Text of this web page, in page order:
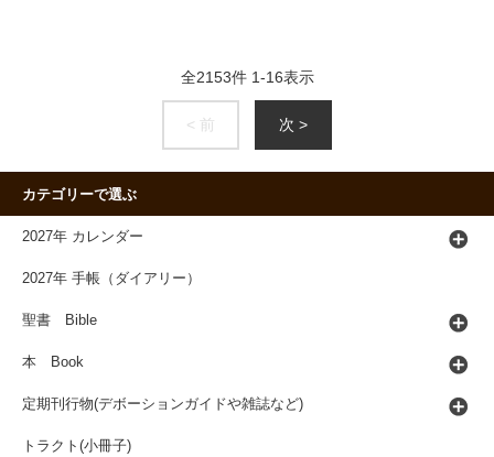
全2153件 1-16表示
< 前 次 >
カテゴリーで選ぶ
2027年 カレンダー
2027年 手帳（ダイアリー）
聖書 Bible
本 Book
定期刊行物(デボーションガイドや雑誌など)
トラクト(小冊子)